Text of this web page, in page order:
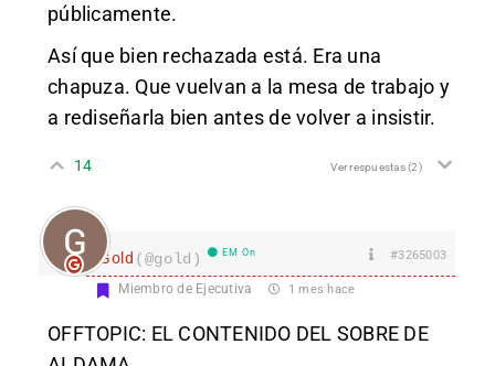
públicamente.
Así que bien rechazada está. Era una
chapuza. Que vuelvan a la mesa de trabajo y
a rediseñarla bien antes de volver a insistir.
14 Ver respuestas(2)
Gold (@gold) EM On #3265003
Miembro de Ejecutiva 1 mes hace
OFFTOPIC: EL CONTENIDO DEL SOBRE DE